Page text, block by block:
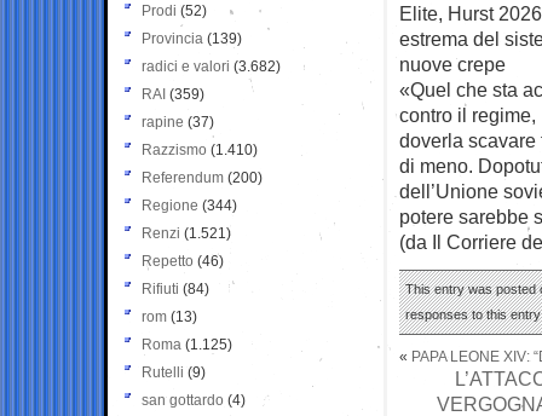
Elite, Hurst
estrema del
nuove crepe
«Quel che sta
contro il
doverla scavare
di meno.
dell’Unione
potere sarebbe
(da Il Corriere
This entry was posted
responses to this
« PAPA LEONE XIV:
Prodi (52)
Provincia (139)
radici e valori (3.682)
RAI (359)
rapine (37)
Razzismo (1.410)
Referendum (200)
Regione (344)
Renzi (1.521)
Repetto (46)
Rifiuti (84)
rom (13)
Roma (1.125)
Rutelli (9)
san gottardo (4)